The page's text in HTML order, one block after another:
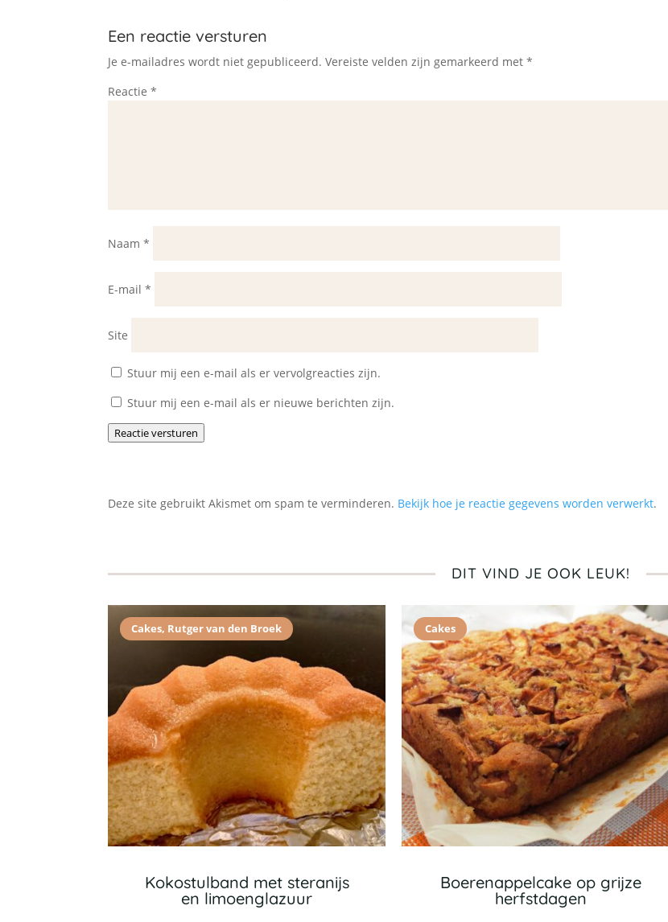
Een reactie versturen
Je e-mailadres wordt niet gepubliceerd. Vereiste velden zijn gemarkeerd met*
Reactie*
Naam*
E-mail*
Site
Stuur mij een e-mail als er vervolgreacties zijn.
Stuur mij een e-mail als er nieuwe berichten zijn.
Reactie versturen
Deze site gebruikt Akismet om spam te verminderen. Bekijk hoe je reactie gegevens worden verwerkt.
DIT VIND JE OOK LEUK!
Cakes, Rutger van den Broek
Kokostulband met steranijs
en limoenglazuur
Cakes
Boerenappelcake op grijze
herfstdagen